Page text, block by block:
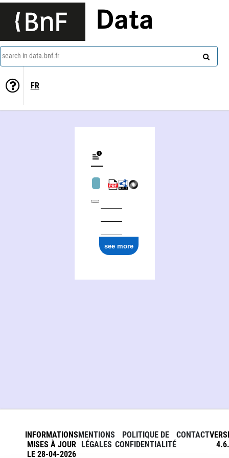
Data
search in data.bnf.fr
FR
see more
INFORMATIONS
MISES À JOUR
LE 28-04-2026
MENTIONS
LÉGALES
POLITIQUE DE
CONFIDENTIALITÉ
CONTACT